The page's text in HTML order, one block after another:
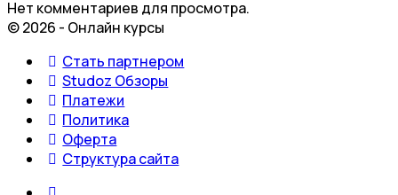
Нет комментариев для просмотра.
© 2026 - Онлайн курсы
Стать партнером
Studoz Обзоры
Платежи
Политика
Оферта
Структура сайта